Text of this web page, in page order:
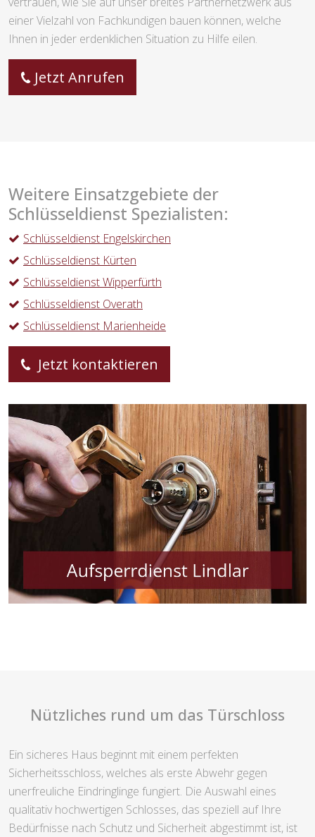
einer Vielzahl von Fachkundigen bauen können, welche
Ihnen in jeder erdenklichen Situation zu Hilfe eilen.
Jetzt Anrufen
Weitere Einsatzgebiete der
Schlüsseldienst Spezialisten:
Schlüsseldienst Engelskirchen
Schlüsseldienst Kürten
Schlüsseldienst Wipperfürth
Schlüsseldienst Overath
Schlüsseldienst Marienheide
Jetzt kontaktieren
Nützliches rund um das Türschloss
Ein sicheres Haus beginnt mit einem perfekten
Sicherheitsschloss, welches als erste Abwehr gegen
unerfreuliche Eindringlinge fungiert. Die Auswahl eines
qualitativ hochwertigen Schlosses, das speziell auf Ihre
Bedürfnisse nach Schutz und Sicherheit abgestimmt ist, ist